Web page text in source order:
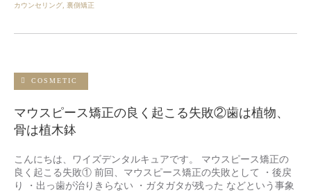
カウンセリング 裏側矯正
COSMETIC
マウスピース矯正の良く起こる失敗②歯は植物、
骨は植木鉢
こんにちは、ワイズデンタルキュアです。 マウスピース矯正の
良く起こる失敗① 前回、マウスピース矯正の失敗として ・後戻
り ・出っ歯が治りきらない ・ガタガタが残った などという事象